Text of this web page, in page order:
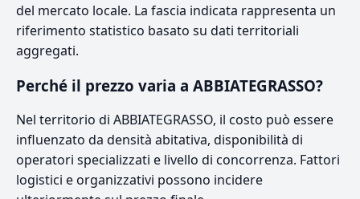
del mercato locale. La fascia indicata rappresenta un
riferimento statistico basato su dati territoriali
aggregati.
Perché il prezzo varia a ABBIATEGRASSO?
Nel territorio di ABBIATEGRASSO, il costo può essere
influenzato da densità abitativa, disponibilità di
operatori specializzati e livello di concorrenza. Fattori
logistici e organizzativi possono incidere